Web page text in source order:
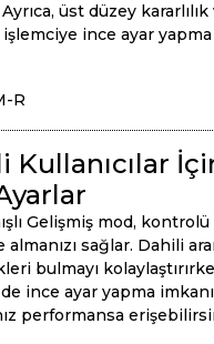
üst düzey kararlılık
ince ayar yapma
Kullanıcılar
Gelişmiş mod, kontrolü
sağlar. Dahili
bulmayı
ince ayar yapma
performansa